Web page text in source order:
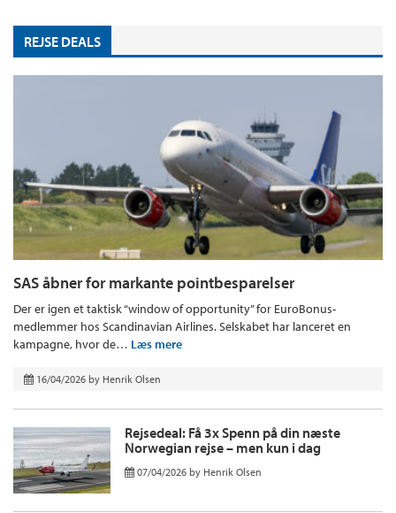
REJSE DEALS
SAS åbner for markante pointbesparelser
Der er igen et taktisk “window of opportunity” for EuroBonus-
medlemmer hos Scandinavian Airlines. Selskabet har lanceret en
kampagne, hvor de… Læs mere
16/04/2026 by Henrik Olsen
Rejsedeal: Få 3x Spenn på din næste
Norwegian rejse – men kun i dag
07/04/2026 by Henrik Olsen